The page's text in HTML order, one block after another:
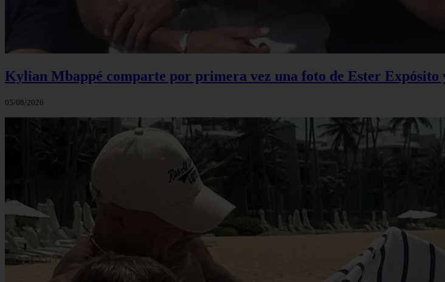
Kylian Mbappé comparte por primera vez una foto de Ester Expósito
05/08/2026